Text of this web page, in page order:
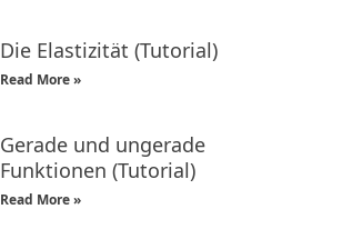
Die Elastizität (Tutorial)
Read More »
Gerade und ungerade
Funktionen (Tutorial)
Read More »